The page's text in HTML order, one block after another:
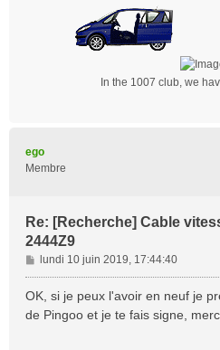
In the 1007 club, we
ego
Membre
Re: [Recherche] Cable
2444Z9
M
e
s
lundi 10 juin 2019, 17:44:40
OK, si je peux l'avoir en neuf je
de Pingoo et je te fais signe,